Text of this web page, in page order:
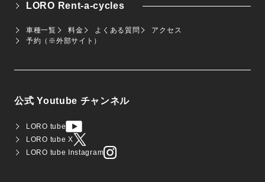
LORO Rent-a-cycles
車種一覧 料金 よくある質問
アクセス
予約（※外部サイト）
公式 Youtube チャンネル
LORO tube
LORO tube X
LORO tube Instagram